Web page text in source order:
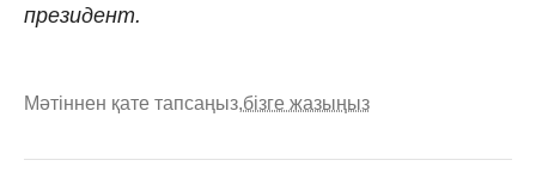
президент.
Мәтіннен қате тапсаңыз,бізге жазыңыз